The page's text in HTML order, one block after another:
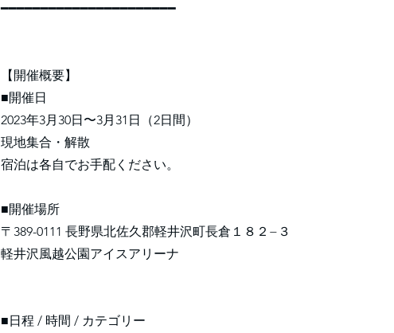
━━━━━━━━━━━━━━━━━━━━━━
【開催概要】
■開催日
2023年3月30日〜3月31日（2日間）
現地集合・解散
宿泊は各自でお手配ください。
■開催場所
〒389-0111 長野県北佐久郡軽井沢町長倉１８２−３
軽井沢風越公園アイスアリーナ
■日程 / 時間 / カテゴリー